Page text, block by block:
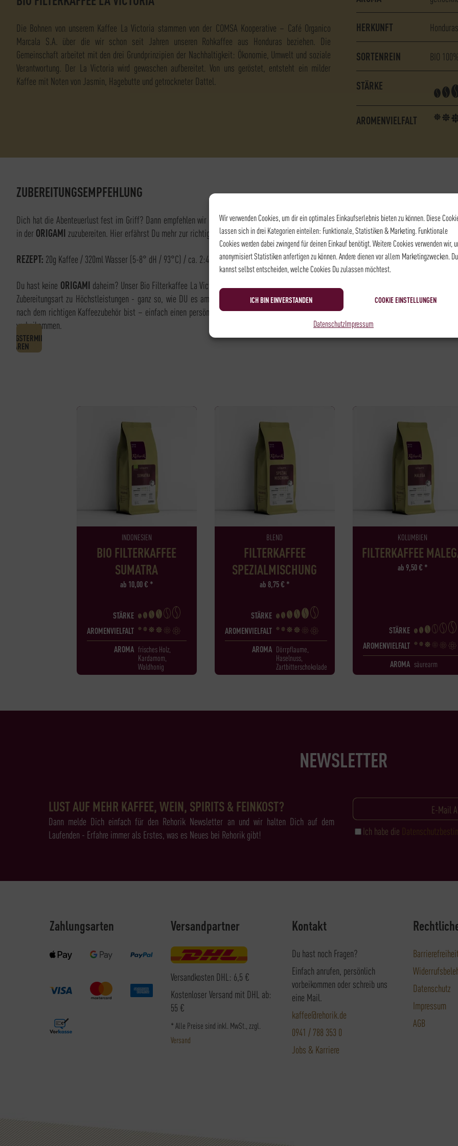
Wir verwenden Cookies, um dir ein optimales Einkaufserlebnis bieten zu können. Diese
lassen sich in drei Kategorien einteilen: Funktionale, Statistiken & Marketing. Funktionale
Cookies werden dabei zwingend für deinen Einkauf benötigt. Weitere Cookies verwenden wir,
anonymisiert Statistiken anfertigen zu können. Andere dienen vor allem Marketingzwecken. Du
kannst selbst entscheiden, welche Cookies Du zulassen möchtest.
ICH BIN EINVERSTANDEN COOKIE EINSTELLUNGEN
DatenschutzImpressum
Die Bohnen von unserem Kaffee La Victoria stammen von der COMSA Kooperative – Café Organico
Marcala S.A. über die wir schon seit Jahren unseren Rohkaffee aus Honduras beziehen. Die
Gemeinschaft arbeitet mit den drei Grundprinzipien der Nachhaltigkeit: Ökonomie, Umwelt und soziale
Verantwortung. Der La Victoria wird gewaschen aufbereitet. Von uns geröstet, entsteht ein milder
Kaffee mit Noten von Jasmin, Hagebutte und getrockneter Dattel.
HERKUNFT Honduras
SORTENREIN BIO
STÄRKE
AROMENVIELFALT
ZUBEREITUNGSEMPFEHLUNG
Dich hat die Abenteuerlust fest im Griff? Dann empfehlen wir Dir, unseren Bio Filterkaffee La Victoria
in der ORIGAMI zuzubereiten. Hier erfährst Du mehr zur richtigen Zubereitung von Filterkaffee.
REZEPT: 20g Kaffee / 320ml Wasser (5-8° dH / 93°C) / ca. 2:45min Extraktionszeit
Du hast keine ORIGAMI daheim? Unser Bio Filterkaffee La Victoria bringt Dich auch mit jeder anderen
Zubereitungsart zu Höchstleistungen - ganz so, wie DU es am Liebsten hast. Falls Du auf der Suche
nach dem richtigen Kaffeezubehör bist – einfach einen persönlichen Beratungstermin vereinbaren und
vorbeikommen.
INDONESIEN
BIO FILTERKAFFEE
SUMATRA
ab 10,00€ *
STÄRKE
AROMENVIELFALT
AROMA frisches Holz,
Kardamom,
Waldhonig
BLEND
FILTERKAFFEE
SPEZIALMISCHUNG
ab8,75€ *
STÄRKE
AROMENVIELFALT
AROMA Dörrpflaume,
Haselnuss,
Zartbitterschokolade
KOLUMBIEN
FILTERKAFFEE
ab9,50€ *
STÄRKE
AROMENVIELFALT
AROMA säurearm
NEWSLETTER
LUST AUF MEHR KAFFEE, WEIN, SPIRITS & FEINKOST?
Dann melde Dich einfach für den Rehorik Newsletter an und wir halten Dich auf dem
Laufenden - Erfahre immer als Erstes, was es Neues bei Rehorik gibt!
Ich habe die
Zahlungsarten Versandpartner
Versandkosten DHL: 6,5 €
Kostenloser Versand mit DHL ab:
55 €
* Alle Preise sind inkl. MwSt., zzgl.
Versand
Kontakt
Du hast noch Fragen?
Einfach anrufen, persönlich
vorbeikommen oder schreib uns
eine Mail.
kaffee@rehorik.de
0941 / 788 353 0
Jobs & Karriere
Datenschutz
Impressum
AGB